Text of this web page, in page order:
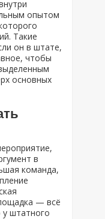
опытом
Такие
он в штате,
чтобы
основных
в
команда,
— всё
штатного